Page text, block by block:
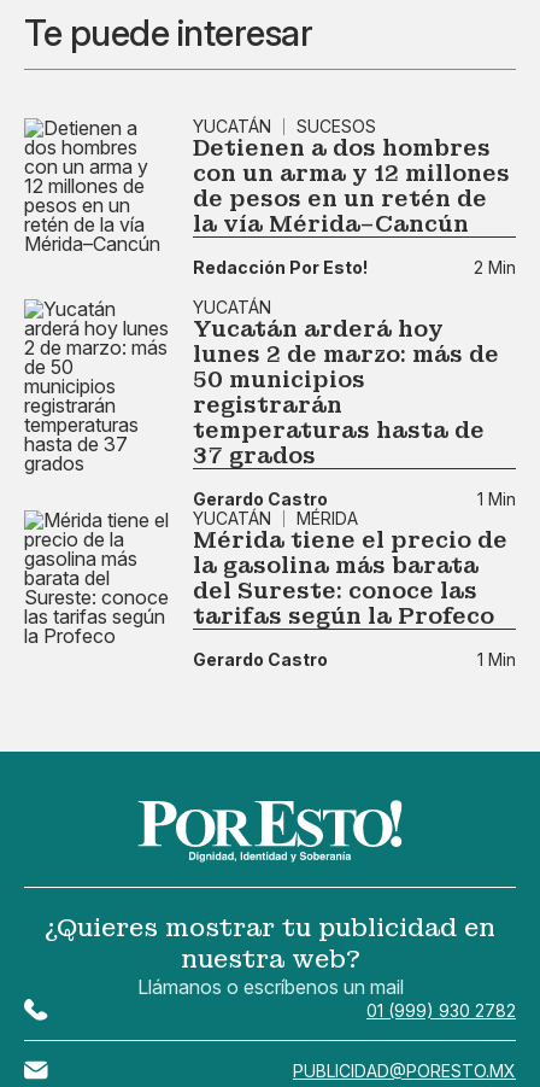
Te puede interesar
YUCATÁN SUCESOS
Detienen a dos hombres
con un arma y 12 millones
de pesos en un retén de
la vía Mérida–Cancún
Redacción Por Esto!
2 Min
YUCATÁN
Yucatán arderá hoy
lunes 2 de marzo: más de
50 municipios
registrarán
temperaturas hasta de
37 grados
Gerardo Castro
1 Min
YUCATÁN
MÉRIDA
Mérida tiene el precio de
la gasolina más barata
del Sureste: conoce las
tarifas según la Profeco
Gerardo Castro 1 Min
¿Quieres mostrar tu publicidad en
nuestra web?
Llámanos o escríbenos un mail
01 (999) 930 2782
PUBLICIDAD@PORESTO.MX